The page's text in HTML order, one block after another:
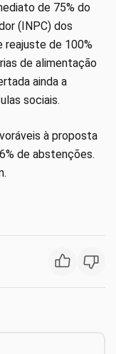
de 75% do
(INPC) dos
reajuste de 100%
de alimentação
ainda a
sociais.
à proposta
de abstenções.